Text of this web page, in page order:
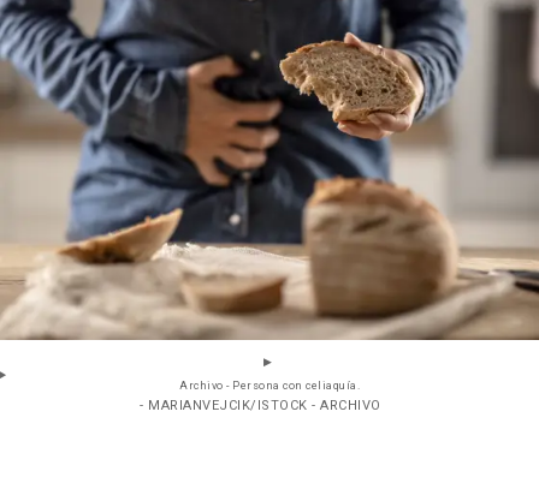
Archivo - Persona con celiaquía.
- MARIANVEJCIK/ISTOCK - ARCHIVO